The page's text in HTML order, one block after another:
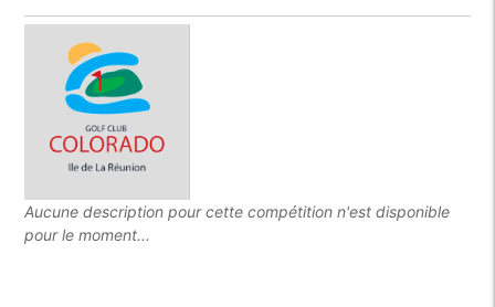
Aucune description pour cette compétition n'est disponible
pour le moment...